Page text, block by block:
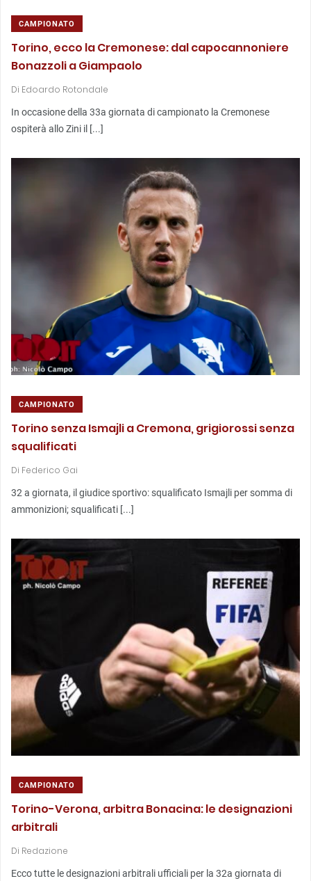
CAMPIONATO
Torino, ecco la Cremonese: dal capocannoniere
Bonazzoli a Giampaolo
Di Edoardo Rotondale
In occasione della 33a giornata di campionato la Cremonese
ospiterà allo Zini il [...]
CAMPIONATO
Torino senza Ismajli a Cremona, grigiorossi senza
squalificati
Di Federico Gai
32 a giornata, il giudice sportivo: squalificato Ismajli per somma di
ammonizioni; squalificati [...]
CAMPIONATO
Torino-Verona, arbitra Bonacina: le designazioni
arbitrali
Di Redazione
Ecco tutte le designazioni arbitrali ufficiali per la 32a giornata di